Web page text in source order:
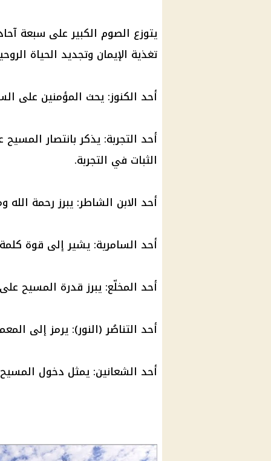
يتوزع الصوم الكبيرعلى سبعة
تغذية الإيمان وتجديد الحياة
أحد الكنوز: يحث المؤمنين على
أحد التجربة: يذكر بانتصار المسيح
الثبات في التجربة.
أحد الابن الشاطر: يبرز رحمة
أحد السامرية: يشير إلى قوة
أحد المخلّع: يبرز قدرة المسيح
أحد التناصُر (النور): يرمز إلى
أحد الشعانين: يمثل دخول المسيح